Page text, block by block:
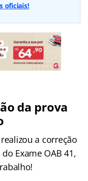
oficiais!
da prova
a correção
Exame OAB 41,